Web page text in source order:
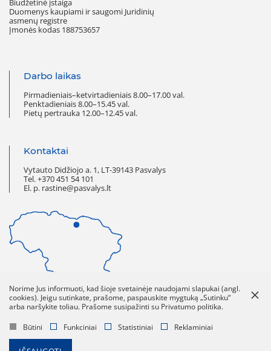
Biudžetinė įstaiga
Duomenys kaupiami ir saugomi Juridinių
asmenų registre
Įmonės kodas 188753657
Darbo laikas
Pirmadieniais–ketvirtadieniais 8.00–17.00 val.
Penktadieniais 8.00–15.45 val.
Pietų pertrauka 12.00–12.45 val.
Kontaktai
Vytauto Didžiojo a. 1, LT-39143 Pasvalys
Tel. +370 451 54 101
El. p. rastine@pasvalys.lt
Norėdami pamatyti detalų
ant paveikslėlio
Norime Jus informuoti, kad šioje svetainėje naudojami slapukai (angl.
cookies). Jeigu sutinkate, prašome, paspauskite mygtuką „Sutinku“
arba naršykite toliau. Prašome susipažinti su Privatumo politika.
Būtini Funkciniai Statistiniai Reklaminiai